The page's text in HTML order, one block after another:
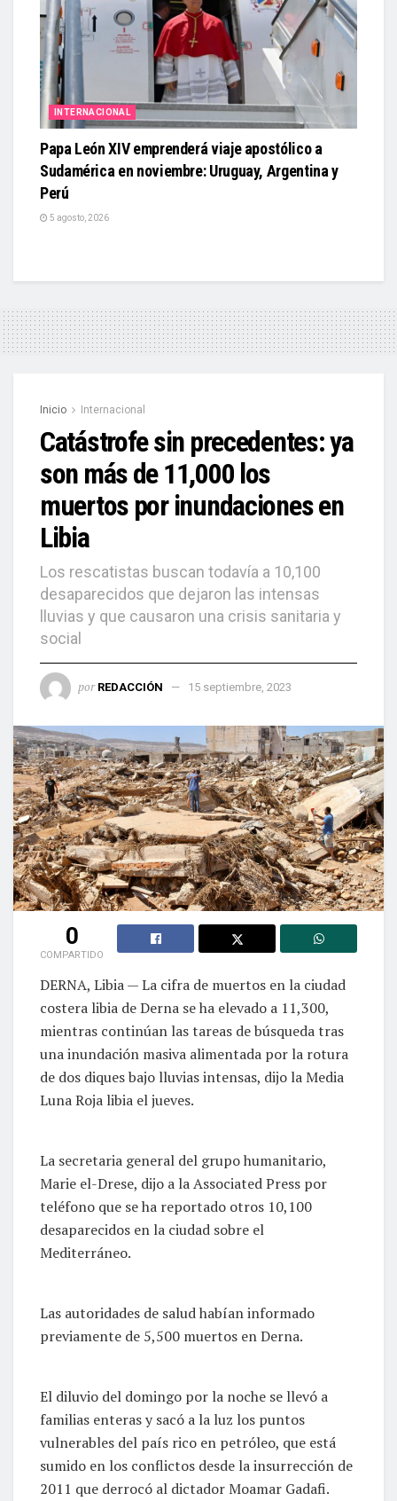
INTERNACIONAL
Papa León XIV emprenderá viaje apostólico a
Sudamérica en noviembre: Uruguay, Argentina y
Perú
5 agosto, 2026
Inicio Internacional
Catástrofe sin precedentes: ya
son más de 11,000 los
muertos por inundaciones en
Libia
Los rescatistas buscan todavía a 10,100
desaparecidos que dejaron las intensas
lluvias y que causaron una crisis sanitaria y
social
por REDACCIÓN 15 septiembre, 2023
0
COMPARTIDO
DERNA, Libia — La cifra de muertos en la ciudad
costera libia de Derna se ha elevado a 11,300,
mientras continúan las tareas de búsqueda tras
una inundación masiva alimentada por la rotura
de dos diques bajo lluvias intensas, dijo la Media
Luna Roja libia el jueves.
La secretaria general del grupo humanitario,
Marie el-Drese, dijo a la Associated Press por
teléfono que se ha reportado otros 10,100
desaparecidos en la ciudad sobre el
Mediterráneo.
Las autoridades de salud habían informado
previamente de 5,500 muertos en Derna.
El diluvio del domingo por la noche se llevó a
familias enteras y sacó a la luz los puntos
vulnerables del país rico en petróleo, que está
sumido en los conflictos desde la insurrección de
2011 que derrocó al dictador Moamar Gadafi.